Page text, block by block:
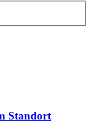
Standort